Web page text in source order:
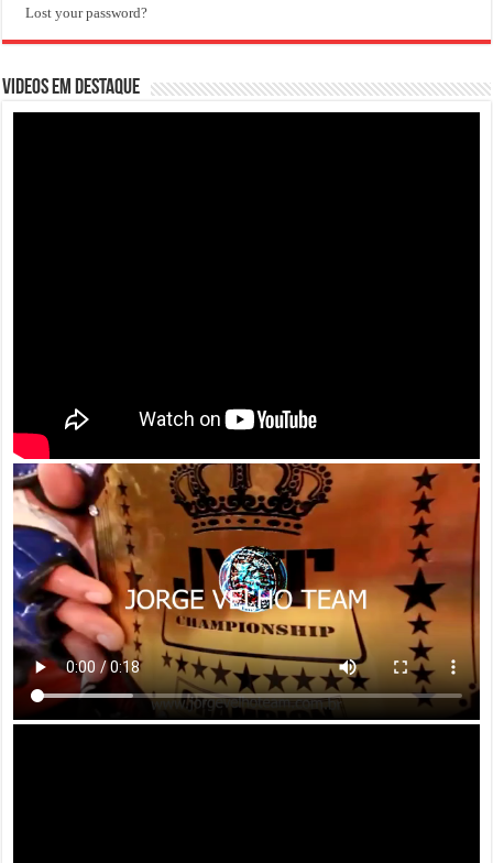
Lost your password?
VIDEOS EM DESTAQUE